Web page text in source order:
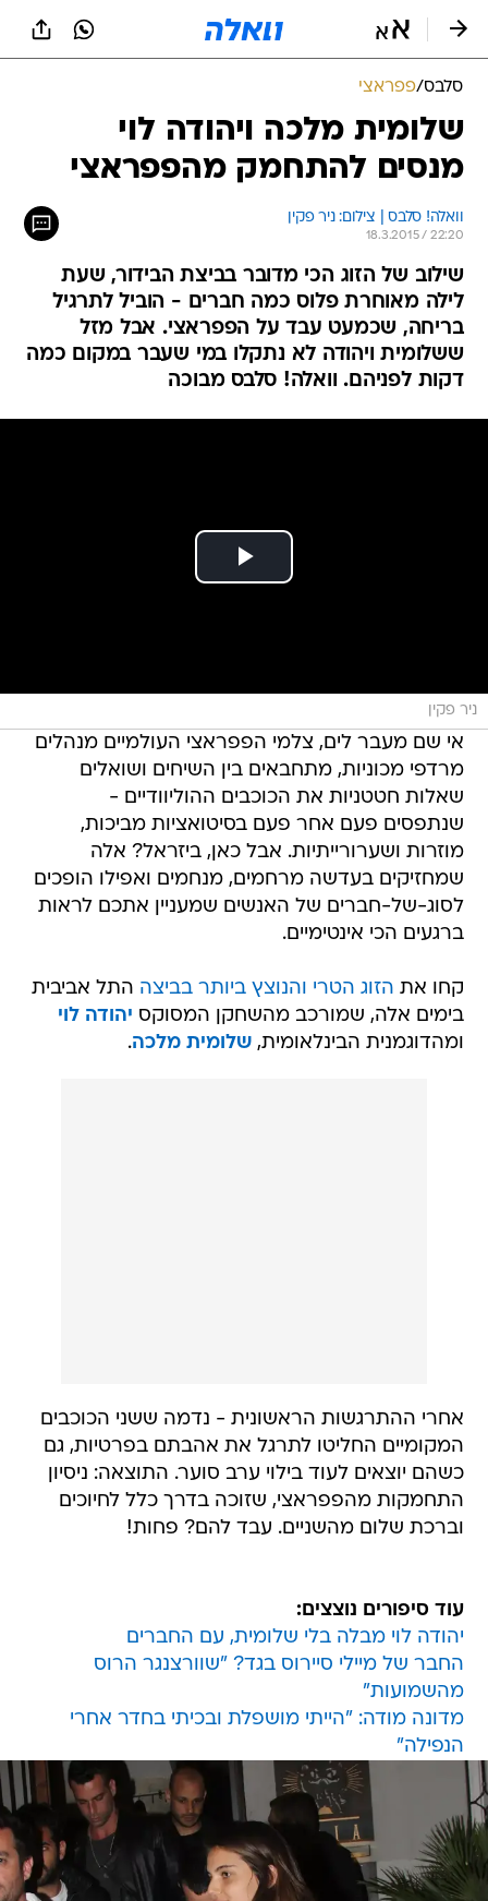
סלבס/פפראצי
שלומית מלכה ויהודה לוי
מנסים להתחמק מהפפראצי
וואלה! סלבס | צילום: ניר פקין
18.3.2015 / 22:20
שילוב של הזוג הכי מדובר בביצת הבידור, שעת
לילה מאוחרת פלוס כמה חברים - הוביל לתרגיל
בריחה, שכמעט עבד על הפפראצי. אבל מזל
ששלומית ויהודה לא נתקלו במי שעבר במקום כמה
דקות לפניהם. וואלה! סלבס מבוכה
ניר פקין
אי שם מעבר לים, צלמי הפפראצי העולמיים מנהלים
מרדפי מכוניות, מתחבאים בין השיחים ושואלים
שאלות חטטניות את הכוכבים ההוליוודיים -
שנתפסים פעם אחר פעם בסיטואציות מביכות,
מוזרות ושערורייתיות. אבל כאן, ביזראל? אלה
שמחזיקים בעדשה מרחמים, מנחמים ואפילו הופכים
לסוג-של-חברים של האנשים שמעניין אתכם לראות
ברגעים הכי אינטימיים.
קחו את הזוג הטרי והנוצץ ביותר בביצה התל אביבית
בימים אלה, שמורכב מהשחקן המסוקס יהודה לוי
ומהדוגמנית הבינלאומית,שלומית מלכה.
אחרי ההתרגשות הראשונית - נדמה ששני הכוכבים
המקומיים החליטו לתרגל את אהבתם בפרטיות, גם
כשהם יוצאים לעוד בילוי ערב סוער. התוצאה: ניסיון
התחמקות מהפפראצי, שזוכה בדרך כלל לחיוכים
וברכת שלום מהשניים. עבד להם? פחות!
עוד סיפורים נוצצים:
יהודה לוי מבלה בלי שלומית, עם החברים
החבר של מיילי סיירוס בגד? "שוורצנגר הרוס
מהשמועות"
מדונה מודה: "הייתי מושפלת ובכיתי בחדר אחרי
הנפילה"